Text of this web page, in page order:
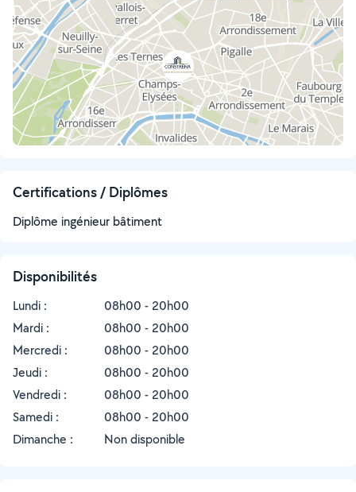
Certifications / Diplômes
Diplôme ingénieur bâtiment
Disponibilités
Lundi :
08h00 - 20h00
Mardi :
08h00 - 20h00
Mercredi :
08h00 - 20h00
Jeudi :
08h00 - 20h00
Vendredi :
08h00 - 20h00
Samedi :
08h00 - 20h00
Dimanche :
Non disponible